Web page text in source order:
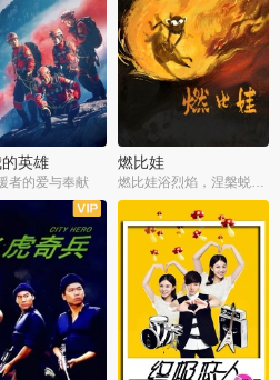
英雄
者的爱与奉献
燃比娃
燃比娃浴烈焰，涅槃蜕变成人